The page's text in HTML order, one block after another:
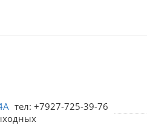
тел: +7927-725-39-76